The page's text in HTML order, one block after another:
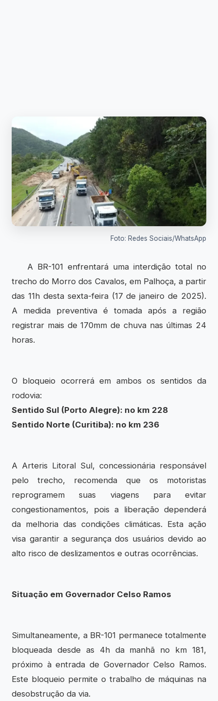
Foto: Redes Sociais/WhatsApp
A BR-101 enfrentará uma interdição total no
trecho do Morro dos Cavalos, em Palhoça, a partir
das 11h desta sexta-feira (17 de janeiro de 2025).
A medida preventiva é tomada após a região
registrar mais de 170mm de chuva nas últimas 24
horas.
O bloqueio ocorrerá em ambos os sentidos da
rodovia:
Sentido Sul (Porto Alegre): no km 228
Sentido Norte (Curitiba): no km 236
A Arteris Litoral Sul, concessionária responsável
pelo trecho, recomenda que os motoristas
reprogramem suas viagens para evitar
congestionamentos, pois a liberação dependerá
da melhoria das condições climáticas. Esta ação
visa garantir a segurança dos usuários devido ao
alto risco de deslizamentos e outras ocorrências.
Situação em Governador Celso Ramos
Simultaneamente, a BR-101 permanece totalmente
bloqueada desde as 4h da manhã no km 181,
próximo à entrada de Governador Celso Ramos.
Este bloqueio permite o trabalho de máquinas na
desobstrução da via.